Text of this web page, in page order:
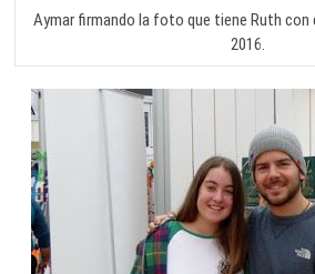
Aymar firmando la foto que tiene Ruth con
2016.